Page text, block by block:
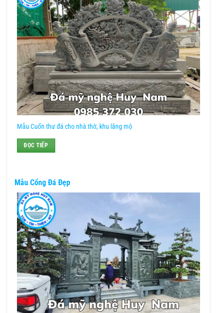
Mẫu Cuốn thư đá cho nhà thờ, khu lăng mộ
ĐỌC TIẾP
Mẫu Cổng Đá Đẹp